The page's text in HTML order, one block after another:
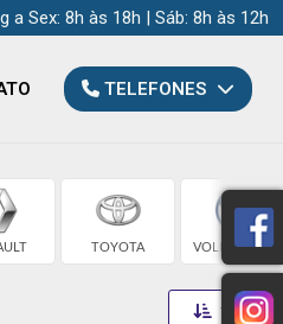
a Sex: 8h às 18h | Sáb: 8h às 12h
TELEFONES
TOYOTA VOLKSWAGEN
Toggle